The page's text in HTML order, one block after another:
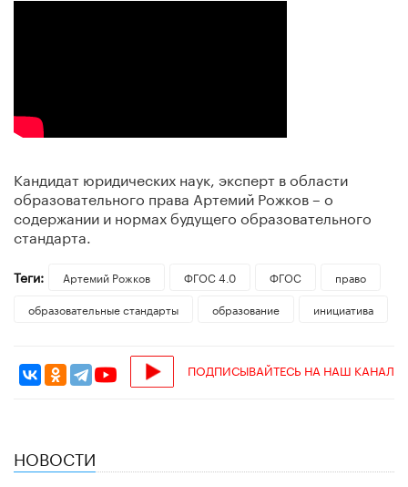
Кандидат юридических наук, эксперт в области
образовательного права Артемий Рожков – о
содержании и нормах будущего образовательного
стандарта.
Теги: Артемий Рожков ФГОС 4.0 ФГОС
право
образовательные стандарты
образование инициатива
ПОДПИСЫВАЙТЕСЬ НА НАШ КАНАЛ
НОВОСТИ